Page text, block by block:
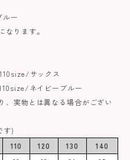
ー
ります。
サックス
ネイビーブルー
、実物とは異なる場合がござい
す)
110 120 130
140